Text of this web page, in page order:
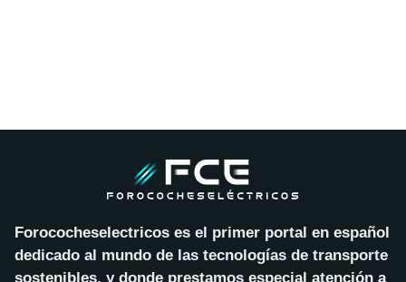
Forococheselectricos es el primer portal en español
dedicado al mundo de las tecnologías de transporte
sostenibles, y donde prestamos especial atención a